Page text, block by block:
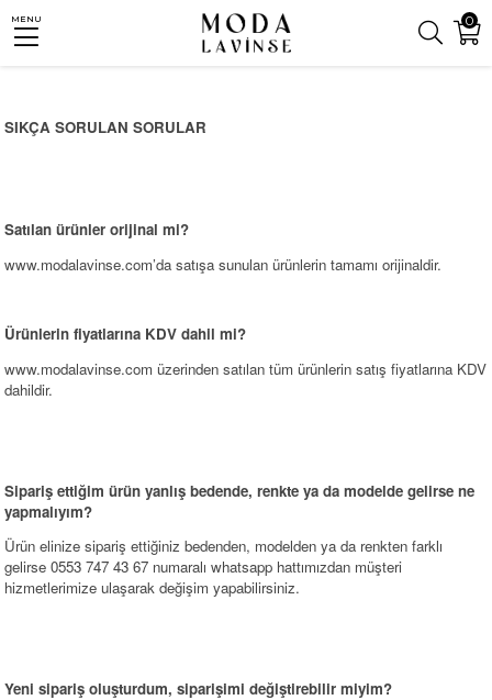
Ödeme Seçeneği 0
MENU
SIKÇA SORULAN SORULAR
Satılan ürünler orijinal mi?
www.modalavinse.com’da satışa sunulan ürünlerin tamamı orijinaldir.
Ürünlerin fiyatlarına KDV dahil mi?
www.modalavinse.comüzerinden satılan tüm ürünlerin satış fiyatlarına KDV
dahildir.
Sipariş ettiğim ürün yanlış bedende, renkte ya da modelde gelirse ne
yapmalıyım?
Ürün elinize sipariş ettiğiniz bedenden, modelden ya da renkten farklı
gelirse 0553 747 43 67 numaralı whatsapp hattımızdan müşteri
hizmetlerimize ulaşarak değişim yapabilirsiniz.
Yeni sipariş oluşturdum, siparişimi değiştirebilir miyim?